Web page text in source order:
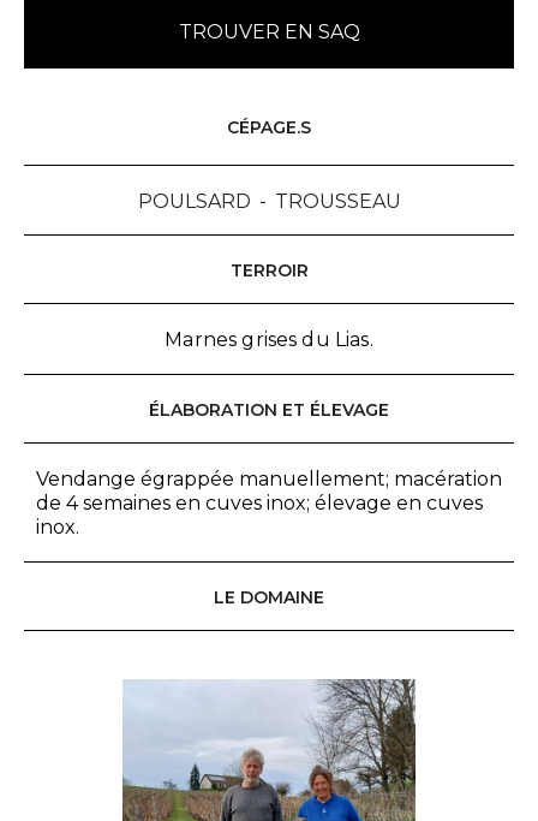
TROUVER EN SAQ
CÉPAGE.S
POULSARD TROUSSEAU
TERROIR
Marnes grises du Lias.
ÉLABORATION ET ÉLEVAGE
Vendange égrappée manuellement; macération
de 4 semaines en cuves inox; élevage en cuves
inox.
LE DOMAINE